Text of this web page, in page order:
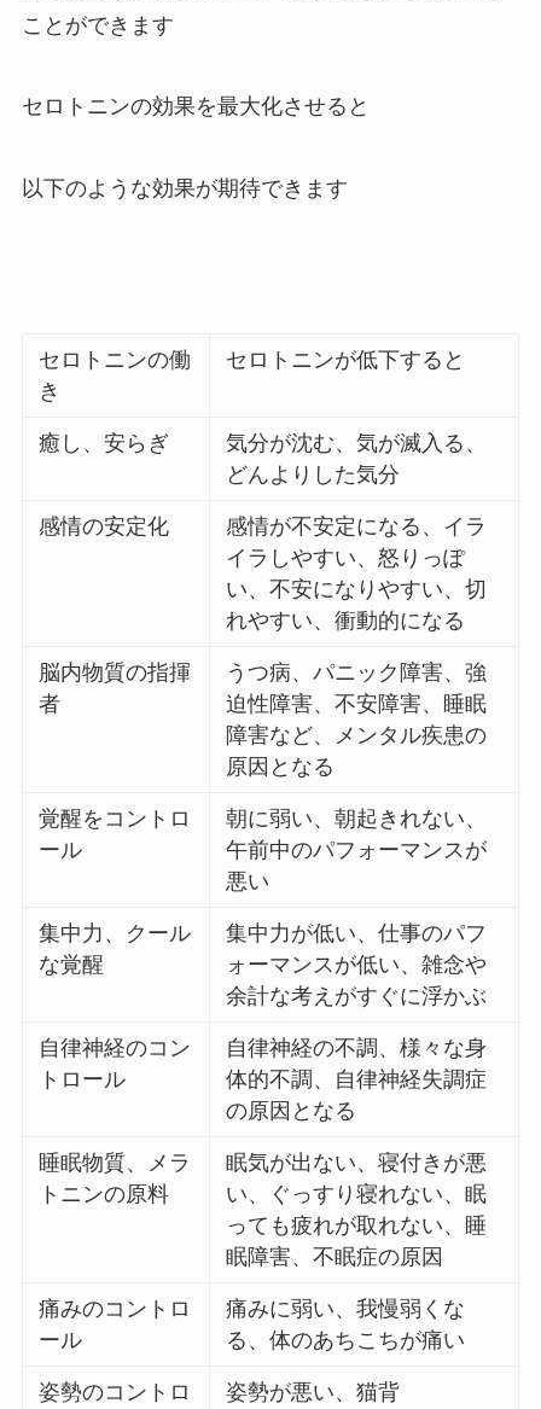
ことができます
セロトニンの効果を最大化させると
以下のような効果が期待できます
セロトニンの働
き
セロトニンが低下すると
癒し、安らぎ
気分が沈む、気が滅入る、
どんよりした気分
感情の安定化
感情が不安定になる、イラ
イラしやすい、怒りっぽ
い、不安になりやすい、切
れやすい、衝動的になる
脳内物質の指揮
者
うつ病、パニック障害、強
迫性障害、不安障害、睡眠
障害など、メンタル疾患の
原因となる
覚醒をコントロ
ール
朝に弱い、朝起きれない、
午前中のパフォーマンスが
悪い
集中力、クール
な覚醒
集中力が低い、仕事のパフ
ォーマンスが低い、雑念や
余計な考えがすぐに浮かぶ
自律神経のコン
トロール
自律神経の不調、様々な身
体的不調、自律神経失調症
の原因となる
睡眠物質、メラ
トニンの原料
眠気が出ない、寝付きが悪
い、ぐっすり寝れない、眠
っても疲れが取れない、睡
眠障害、不眠症の原因
痛みのコントロ
ール
痛みに弱い、我慢弱くな
る、体のあちこちが痛い
姿勢のコントロ
姿勢が悪い、猫背